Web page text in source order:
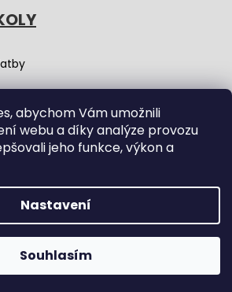
abychom Vám umožnili
webu a díky analýze provozu
jeho funkce, výkon a
Nastavení
Souhlasím
by
Veronika.works
Cajon. Všechna práva vyhrazena.
nastavení cookies